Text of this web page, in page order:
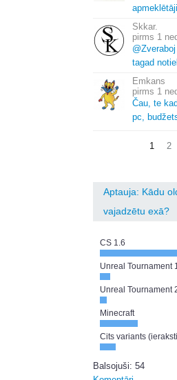
Skkar.
1
tagad
Emkans
1
Čau, te
pc,
1 2
Aptauja: Kādu
vajadzētu exā?
CS 1.6
Unreal Tournament
Unreal Tournament
Minecraft
Cits variants
Balsojuši: 54